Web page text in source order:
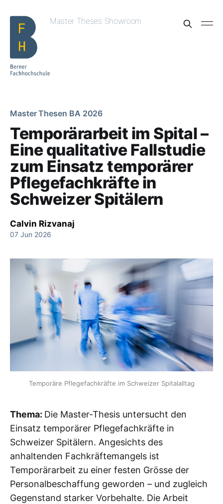
Master Theses Showroom
Master Thesen BA 2026
Temporärarbeit im Spital –
Eine qualitative Fallstudie
zum Einsatz temporärer
Pflegefachkräfte in
Schweizer Spitälern
Calvin Rizvanaj
07 Jun 2026
Temporäre Pflegefachkräfte im Schweizer Spitalalltag
Thema: Die Master-Thesis untersucht den
Einsatz temporärer Pflegefachkräfte in
Schweizer Spitälern. Angesichts des
anhaltenden Fachkräftemangels ist
Temporärarbeit zu einer festen Grösse der
Personalbeschaffung geworden – und zugleich
Gegenstand starker Vorbehalte. Die Arbeit